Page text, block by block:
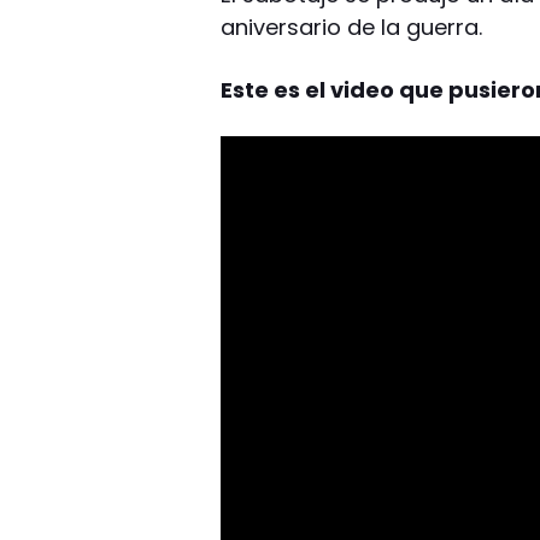
aniversario de la guerra.
Este es el video que